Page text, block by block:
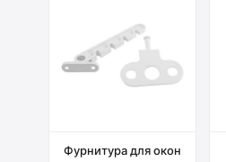
Фурнитура для окон